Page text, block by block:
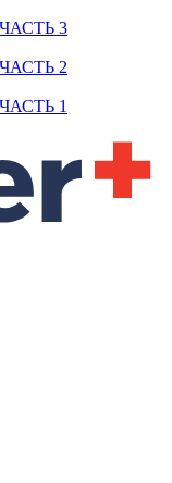
ЧАСТЬ 3
ЧАСТЬ 2
ЧАСТЬ 1